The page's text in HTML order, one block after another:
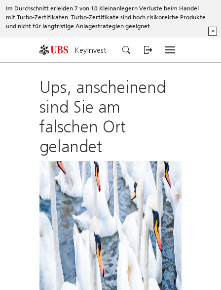
Im Durchschnitt erleiden 7 von 10 Kleinanlegern Verluste beim Handel
mit Turbo-Zertifikaten. Turbo-Zertifikate sind hoch risikoreiche Produkte
und nicht für langfristige Anlagestrategien geeignet.
^
KeyInvest
Ups, anscheinend
sind Sie am
falschen Ort
gelandet